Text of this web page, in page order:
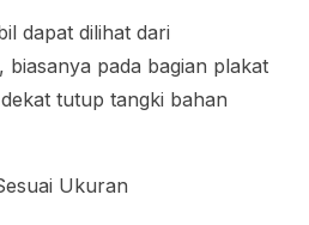
dapat dilihat dari
biasanya pada bagian plakat
tutup tangki bahan
Ukuran